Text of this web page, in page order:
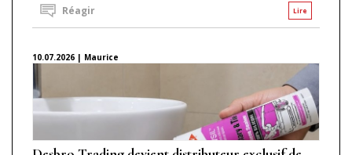
Lire
Réagir
10.07.2026 | Maurice